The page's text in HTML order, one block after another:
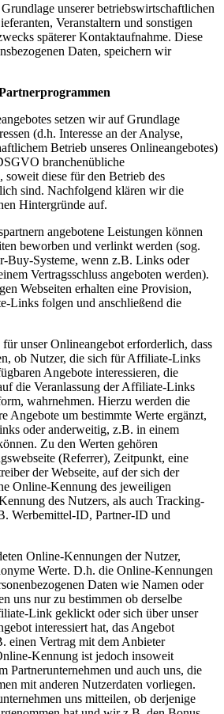
unserer betriebswirtschaftlichen
Veranstaltern und sonstigen
späterer Kontaktaufnahme. Diese
Daten, speichern wir
setzen wir auf Grundlage
(d.h. Interesse an der Analyse,
Betrieb unseres Onlineangebotes)
branchenübliche
soweit diese für den Betrieb des
sind. Nachfolgend klären wir die
Hintergründe auf.
angebotene Leistungen können
beworben und verlinkt werden (sog.
Buy-Systeme, wenn z.B. Links oder
Vertragsschluss angeboten werden).
Webseiten erhalten eine Provision,
Links folgen und anschließend die
für unser Onlineangebot erforderlich, dass
ob Nutzer, die sich für Affiliate-Links
Angebote interessieren, die
die Veranlassung der Affiliate-Links
wahrnehmen. Hierzu werden die
Angebote um bestimmte Werte ergänzt,
oder anderweitig, z.B. in einem
Zu den Werten gehören
(Referrer), Zeitpunkt, eine
der Webseite, auf der sich der
Online-Kennung des jeweiligen
des Nutzers, als auch Tracking-
Werbemittel-ID, Partner-ID und
Online-Kennungen der Nutzer,
Werte. D.h. die Online-Kennungen
Daten wie Namen oder
uns nur zu bestimmen ob derselbe
Link geklickt oder sich über unser
interessiert hat, das Angebot
einen Vertrag mit dem Anbieter
Kennung ist jedoch insoweit
Partnerunternehmen und auch uns, die
mit anderen Nutzerdaten vorliegen.
uns mitteilen, ob derjenige